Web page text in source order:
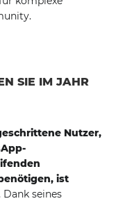
SIE IM JAHR
Nutzer,
ist
Dank seines